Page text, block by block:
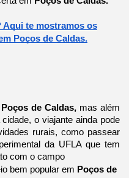
Aqui te mostramos os
Poços de Caldas.
Poços de Caldas, mas além
o viajante ainda pode
rurais, como passear
da UFLA que tem
com o campo
bem popular em Poços de